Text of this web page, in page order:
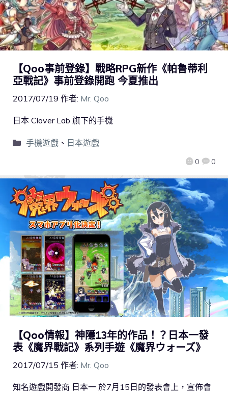
【Qoo事前登錄】戰略RPG新作《帕鲁蒂利
亞戰記》事前登錄開跑 今夏推出
2017/07/19 作者: Mr. Qoo
0 0
日本 Clover Lab 旗下的手機
手機遊戲、 日本遊戲
【Qoo情報】神隱13年的作品！？日本一發
表《魔界戰記》系列手遊《魔界ウォーズ》
2017/07/15 作者: Mr. Qoo
知名遊戲開發商 日本一 於7月15日的發表會上，宣佈會